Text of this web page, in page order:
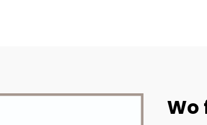
Wo